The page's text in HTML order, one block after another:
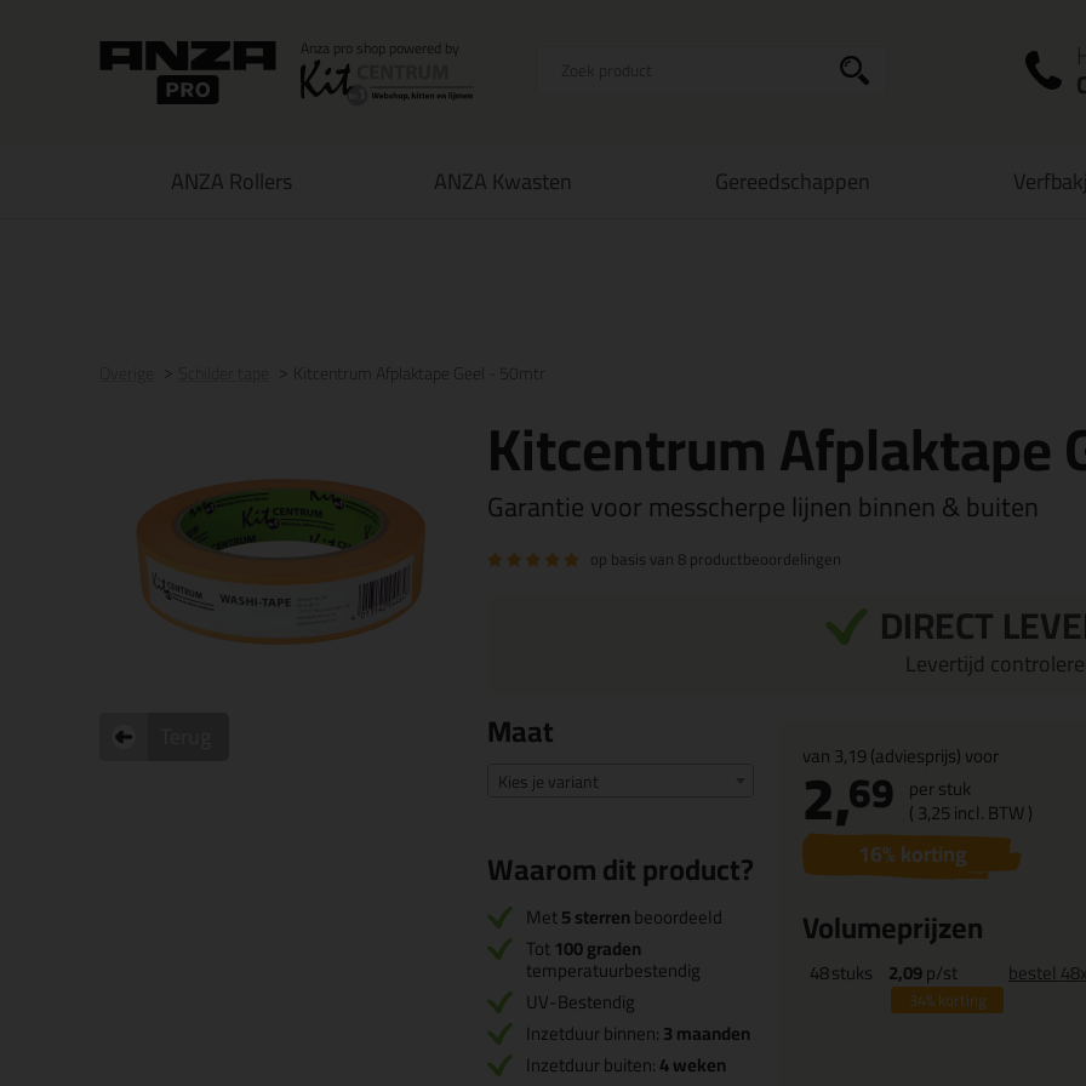
ANZA Rollers ANZA Kwasten Gereedschappen
Kitcentrum Afplaktape Geel - 50mtr
Kitcentrum Afplaktape
Garantie voor messcherpe lijnen binnen & buiten
op basis van 8 productbeoordelingen
DIRECT
Levertijd
Maat
Kies je variant
Waarom dit product?
Met5 sterrenbeoordeeld
Tot100 graden
temperatuurbestendig
UV-Bestendig
Inzetduur binnen:3 maanden
Inzetduur buiten:4 weken
van3,19(adviesprijs) voor
2,69 per stuk
(3,25incl. BTW )
16% korting
Volumeprijzen
48stuks 2,09p/st
34%korting
bestel